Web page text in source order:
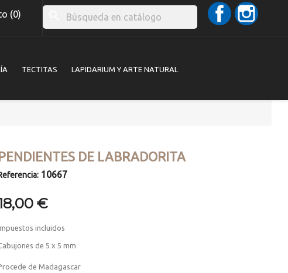
(0)
Facebook
TECTITAS LAPIDARIUM Y ARTE NATURAL
DE LABRADORITA
10667
€
incluidos
de 5 x 5 mm
de Madagascar